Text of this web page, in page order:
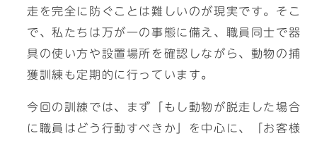
走を完全に防ぐことは難しいのが現実です。そこ
で、私たちは万が一の事態に備え、職員同士で器
具の使い方や設置場所を確認しながら、動物の捕
獲訓練も定期的に行っています。
今回の訓練では、まず「もし動物が脱走した場合
に職員はどう行動すべきか」を中心に、「お客様